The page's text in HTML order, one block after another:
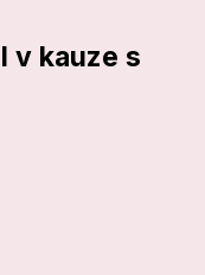
v kauze s